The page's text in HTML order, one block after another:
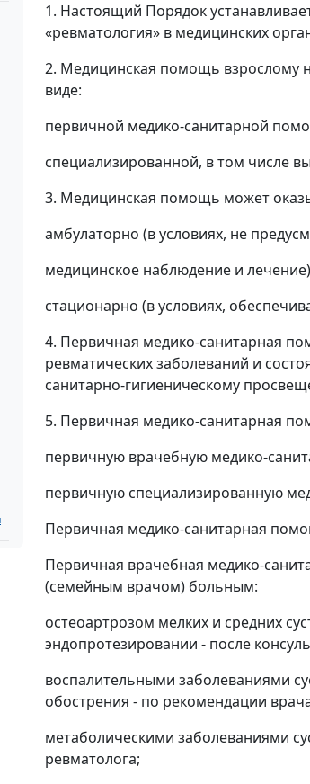
1. Настоящий Порядок
«ревматология» в медицинских
2. Медицинская помощь взрослому
виде:
первичной медико-санитарной
специализированной, в том числе
3. Медицинская помощь может
амбулаторно (в условиях, не
медицинское наблюдение и
стационарно (в условиях,
4. Первичная медико-санитарная
ревматических заболеваний и
санитарно-гигиеническому
5. Первичная медико-санитарная
первичную врачебную медико-
первичную специализированную
Первичная медико-санитарная
Первичная врачебная медико-
(семейным врачом) больным:
остеоартрозом мелких и средних
эндопротезировании - после
воспалительными заболеваниями
обострения - по рекомендации
метаболическими заболеваниями
ревматолога;